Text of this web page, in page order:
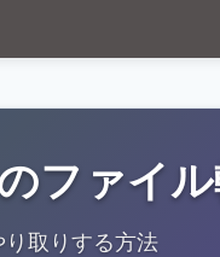
ファイ
取りする方法